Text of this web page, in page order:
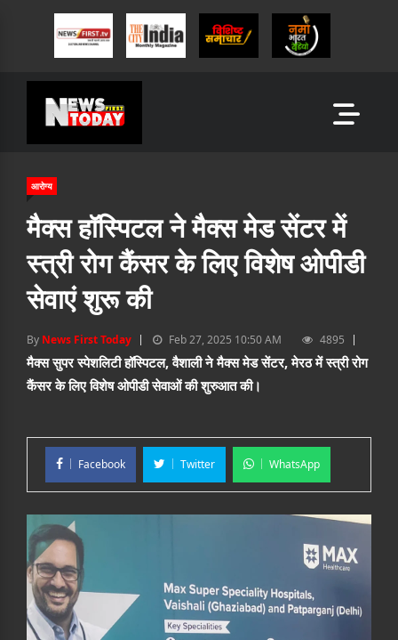
आरोग्य
मैक्स हॉस्पिटल ने मैक्स मेड सेंटर में
स्त्री रोग कैंसर के लिए विशेष ओपीडी
सेवाएं शुरू की
By News First Today Feb 27, 2025 10:50 AM 4895
मैक्स सुपर स्पेशलिटी हॉस्पिटल, वैशाली ने मैक्स मेड सेंटर, मेरठ में स्त्री रोग
कैंसर के लिए विशेष ओपीडी सेवाओं की शुरुआत की।
Facebook Twitter WhatsApp